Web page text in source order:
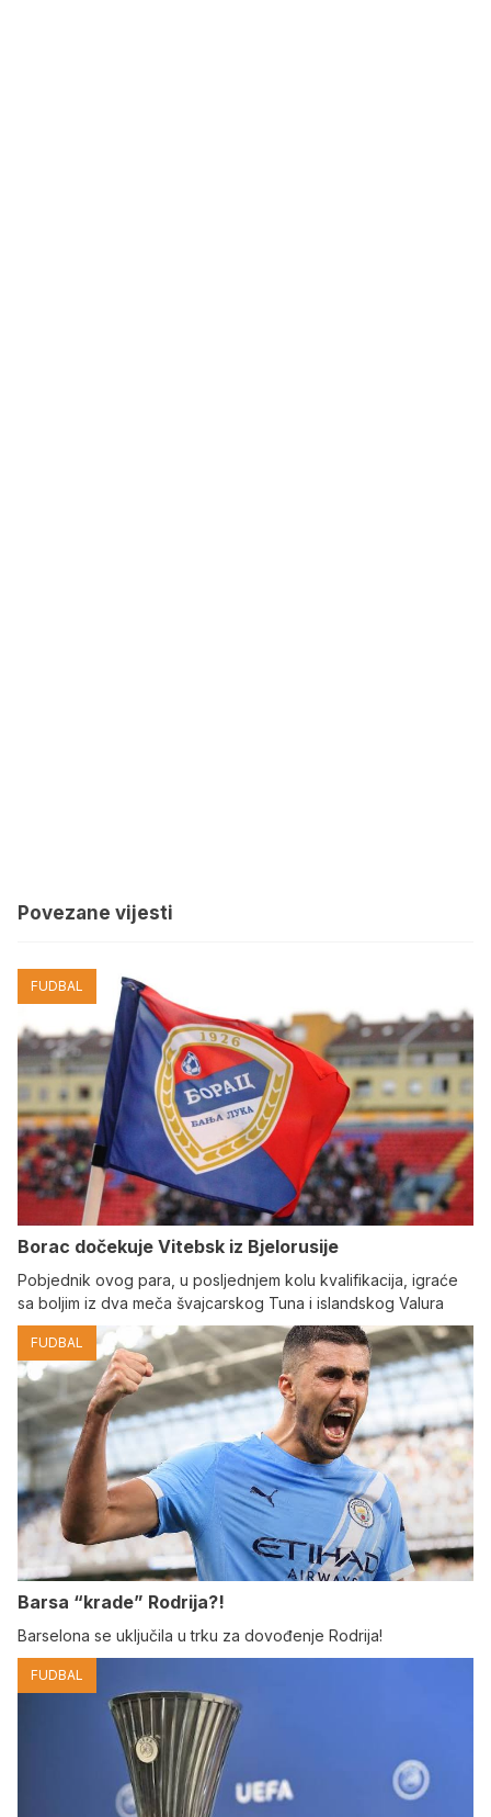
Povezane vijesti
FUDBAL
Borac dočekuje Vitebsk iz Bjelorusije
Pobjednik ovog para, u posljednjem kolu kvalifikacija, igraće
sa boljim iz dva meča švajcarskog Tuna i islandskog Valura
FUDBAL
Barsa “krade” Rodrija?!
Barselona se uključila u trku za dovođenje Rodrija!
FUDBAL